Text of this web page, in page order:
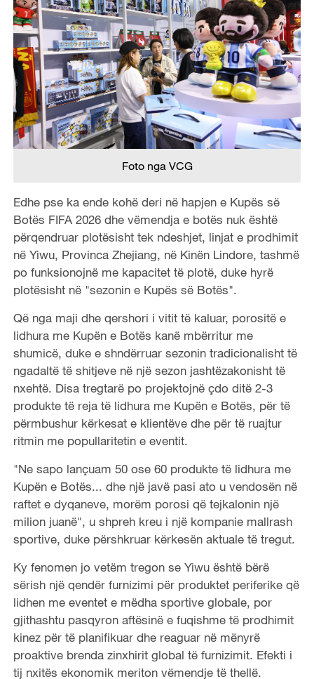
Foto nga VCG
Edhe pse ka ende kohë deri në hapjen e Kupës së
Botës FIFA 2026 dhe vëmendja e botës nuk është
përqendruar plotësisht tek ndeshjet, linjat e prodhimit
në Yiwu, Provinca Zhejiang, në Kinën Lindore, tashmë
po funksionojnë me kapacitet të plotë, duke hyrë
plotësisht në "sezonin e Kupës së Botës".
Që nga maji dhe qershori i vitit të kaluar, porositë e
lidhura me Kupën e Botës kanë mbërritur me
shumicë, duke e shndërruar sezonin tradicionalisht të
ngadaltë të shitjeve në një sezon jashtëzakonisht të
nxehtë. Disa tregtarë po projektojnë çdo ditë 2-3
produkte të reja të lidhura me Kupën e Botës, për të
përmbushur kërkesat e klientëve dhe për të ruajtur
ritmin me popullaritetin e eventit.
"Ne sapo lançuam 50 ose 60 produkte të lidhura me
Kupën e Botës... dhe një javë pasi ato u vendosën në
raftet e dyqaneve, morëm porosi që tejkalonin një
milion juanë", u shpreh kreu i një kompanie mallrash
sportive, duke përshkruar kërkesën aktuale të tregut.
Ky fenomen jo vetëm tregon se Yiwu është bërë
sërish një qendër furnizimi për produktet periferike që
lidhen me eventet e mëdha sportive globale, por
gjithashtu pasqyron aftësinë e fuqishme të prodhimit
kinez për të planifikuar dhe reaguar në mënyrë
proaktive brenda zinxhirit global të furnizimit. Efekti i
tij nxitës ekonomik meriton vëmendje të thellë.